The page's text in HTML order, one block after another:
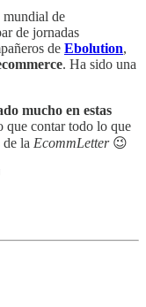
mundial de
de jornadas
de Ebolution,
. Ha sido una
mucho en estas
que contar todo lo que
la EcommLetter😉